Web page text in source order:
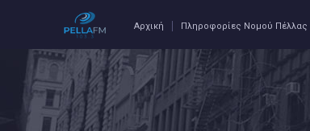
Αρχική Πληροφορίες Νομού Πέλλας